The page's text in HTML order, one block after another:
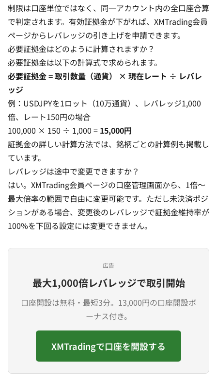
制限は口座単位ではなく、同一アカウント内の全口座合算
で判定されます。有効証拠金が下がれば、XMTrading会員
ページからレバレッジの引き上げを申請できます。
必要証拠金はどのように計算されますか？
必要証拠金は以下の計算式で求められます。
必要証拠金 = 取引数量（通貨） × 現在レート ÷ レバレ
ッジ
例：USDJPYを1ロット（10万通貨）、レバレッジ1,000
倍、レート150円の場合
100,000 × 150 ÷ 1,000 = 15,000円
証拠金の詳しい計算方法では、銘柄ごとの計算例も掲載し
ています。
レバレッジは途中で変更できますか？
はい。XMTrading会員ページの口座管理画面から、1倍〜
最大倍率の範囲で自由に変更可能です。ただし未決済ポジ
ションがある場合、変更後のレバレッジで証拠金維持率が
100%を下回る設定には変更できません。
広告
最大1,000倍レバレッジで取引開始
口座開設は無料・最短3分。13,000円の口座開設ボ
ーナス付き。
XMTradingで口座を開設する